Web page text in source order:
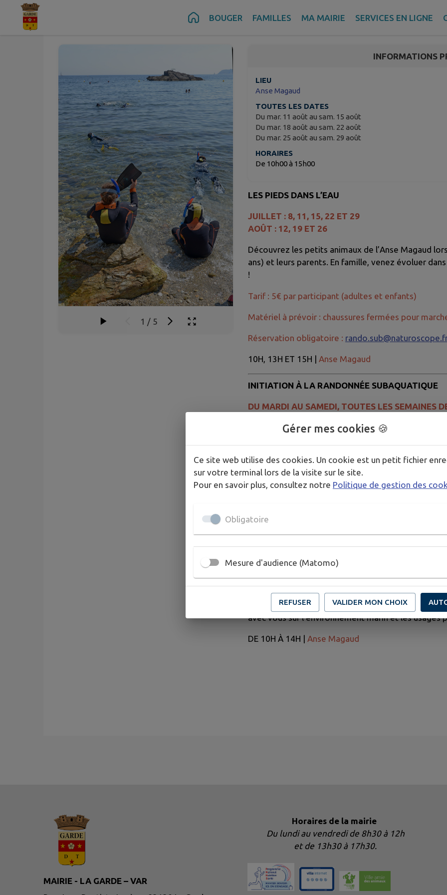
Contenu Pied de page BOUGER FAMILLES MA MAIRIE SERVICES EN LIGNE
Sam.
1 / 5
INFORMATIONS
LIEU
Anse Magaud
TOUTES LES DATES
Du mar. 11 août au sam. 15 août
Du mar. 18 août au sam. 22 août
Du mar. 25 août au sam. 29 août
HORAIRES
De 10h00 à 15h00
LES PIEDS DANS L’EAU
JUILLET : 8, 11, 15, 22 ET 29
AOÛT : 12, 19 ET 26
Découvrez les petits animaux de l’Anse Magaud
ans) et leurs parents. En famille, venez évoluer
!
Tarif : 5€ par participant (adultes et enfants)
Matériel à prévoir : chaussures fermées pour
Réservation obligatoire :
10H, 13H ET 15H | Anse Magaud
INITIATION À LA RANDONNÉE SUBAQUATIQUE
DU MARDI AU SAMEDI, TOUTES LES SEMAINES
ATTENTION PAS D'ACTIVITÉS LES 04 ET 05/08
Accompagnés de notre guide de randonnée
Méditerranée.
Tarifs : 5€ pour les mineurs – 10€ pour les adultes
Réservation obligatoire :
10H, 13H ET 15H |Anse Magaud
CAMPAGNE INF’EAU MER
MERCREDIS 8 ET 29 JUILLET, LUNDI 17 AOÛT
Les ambassadeurs de la campagne Inf’eau Mer
avec vous sur l’environnement marin et les usages
DE 10H À 14H | Anse Magaud
MAIRIE - LA GARDE – VAR
Horaires de la mairie
Du lundi au vendredi de 8h30 à 12h
et de 13h30 à 17h30.
Gérer mes cookies 🍪
Ce site web utilise des cookies. Un cookie est un petit fichier
sur votre terminal lors de la visite sur le site.
Pour en savoir plus, consultez notre Politique de gestion des
Obligatoire
Mesure d'audience (Matomo)
REFUSER VALIDER MON CHOIX